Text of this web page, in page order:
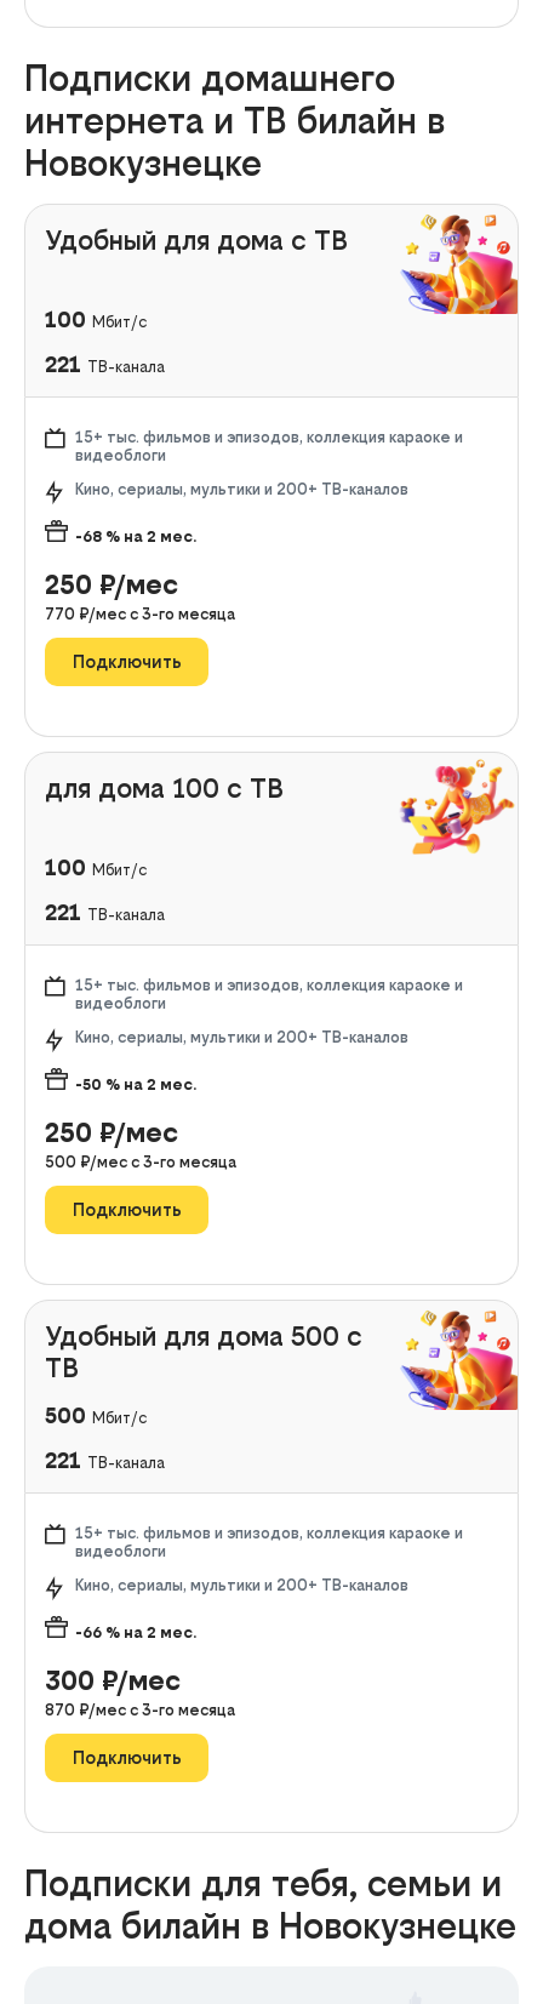
Подписки домашнего
интернета и ТВ билайн в
Новокузнецке
Удобный для дома с ТВ
100 Мбит/с
221 ТВ-канала
15+ тыс. фильмов и эпизодов, коллекция караоке и
видеоблоги
Кино, сериалы, мультики и 200+ ТВ-каналов
-68 % на 2 мес.
250 ₽/мес
770 ₽/мес с 3-го месяца
Подключить
для дома 100 с ТВ
100 Мбит/с
221 ТВ-канала
15+ тыс. фильмов и эпизодов, коллекция караоке и
видеоблоги
Кино, сериалы, мультики и 200+ ТВ-каналов
-50 % на 2 мес.
250 ₽/мес
500 ₽/мес с 3-го месяца
Подключить
Удобный для дома 500 с
ТВ
500 Мбит/с
221 ТВ-канала
15+ тыс. фильмов и эпизодов, коллекция караоке и
видеоблоги
Кино, сериалы, мультики и 200+ ТВ-каналов
-66 % на 2 мес.
300 ₽/мес
870 ₽/мес с 3-го месяца
Подключить
Подписки для тебя, семьи и
дома билайн в Новокузнецке